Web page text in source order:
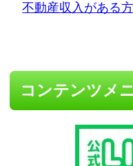
不動産収入がある
コンテンツメ